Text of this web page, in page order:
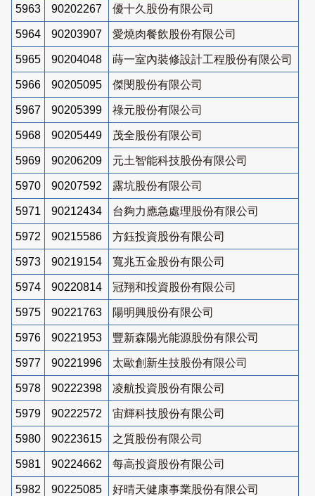
5963 90202267 優十久股份有限公司
5964 90203907 愛燒肉餐飲股份有限公司
5965 90204048 蒔一室內裝修設計工程股份有限公司
5966 90205095 傑閔股份有限公司
5967 90205399 祿元股份有限公司
5968 90205449 茂全股份有限公司
5969 90206209 元土智能科技股份有限公司
5970 90207592 露坑股份有限公司
5971 90212434 台夠力應急處理股份有限公司
5972 90215586 方鈺投資股份有限公司
5973 90219154 寬兆五金股份有限公司
5974 90220814 冠翔和投資股份有限公司
5975 90221763 陽明興股份有限公司
5976 90221953 豐新森陽光能源股份有限公司
5977 90221996 太歐創新生技股份有限公司
5978 90222398 凌航投資股份有限公司
5979 90222572 宙輝科技股份有限公司
5980 90223615 之質股份有限公司
5981 90224662 每高投資股份有限公司
5982 90225085 好晴天健康事業股份有限公司